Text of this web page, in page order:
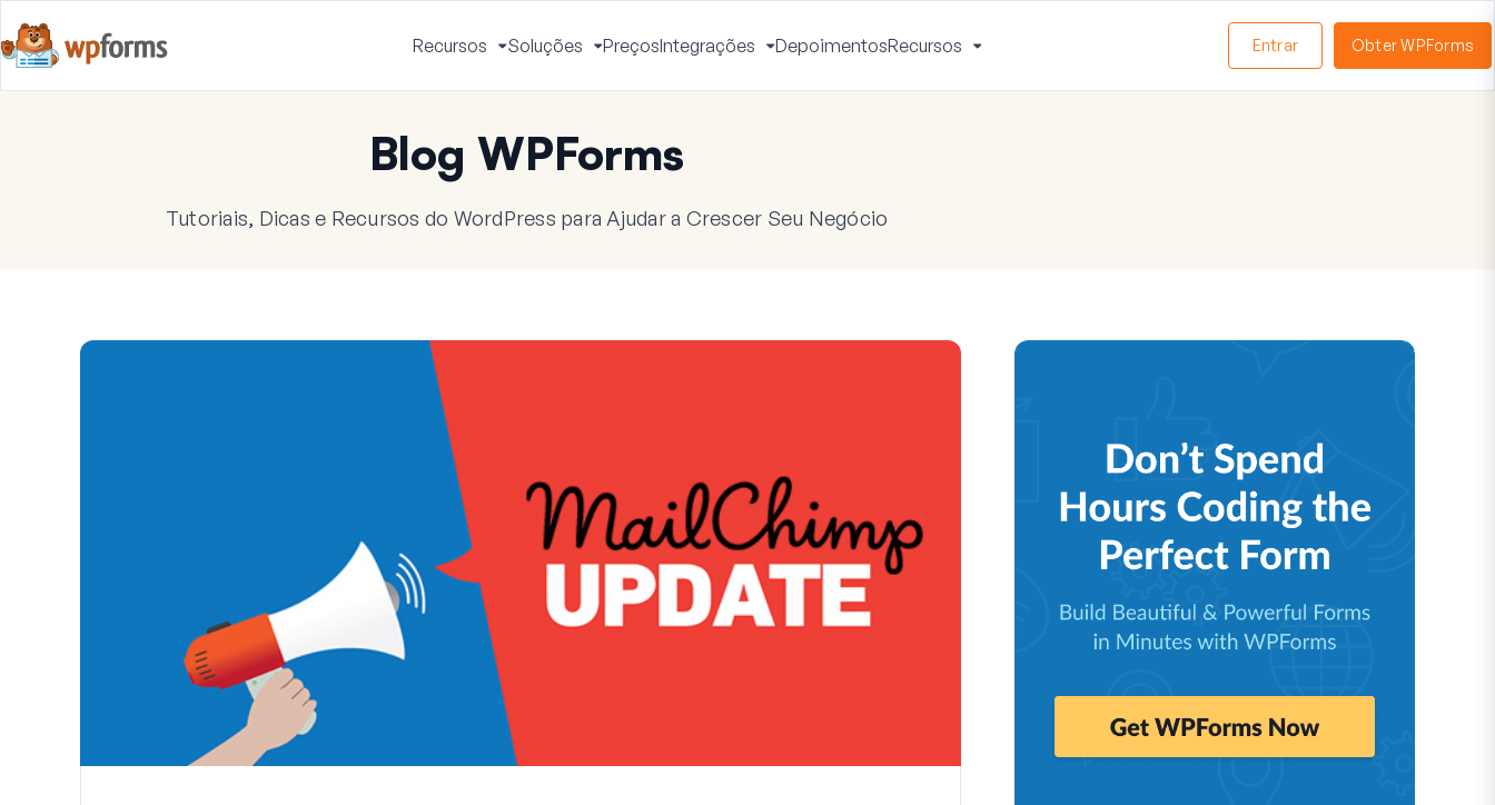
Recursos
Alternar
Menu
Soluções
Alternar
Menu
PreçosIntegrações
Alternar
Menu
DepoimentosRecursos
Menu
Entrar Obter WPForms
Blog WPForms
Tutoriais, Dicas e Recursos do WordPress para Ajudar a Crescer Seu Negócio